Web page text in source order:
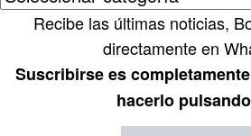
Recibe las últimas noticias,
directamente en
Suscribirse es
hacerlo